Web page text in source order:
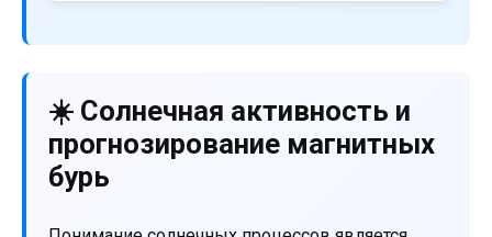
☀️ Солнечная активность и
прогнозирование магнитных
бурь